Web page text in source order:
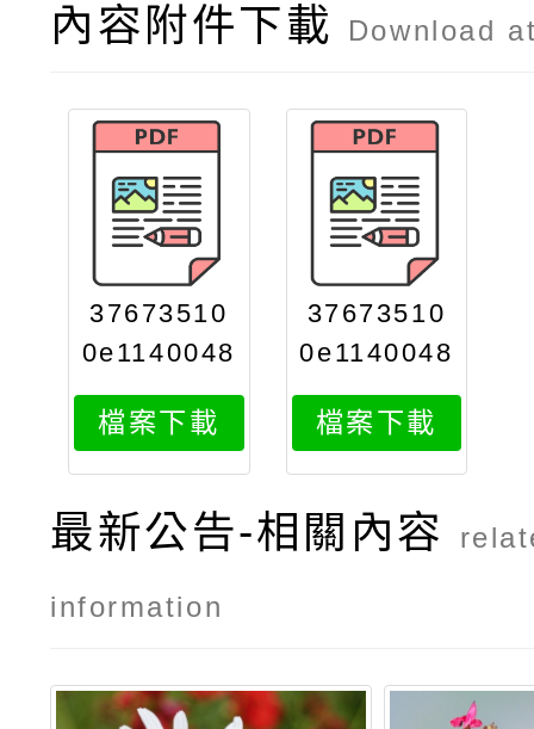
內容附件下載 Download
37673510
0e1140048
661attach
2
檔案下載
37673510
0e1140048
661attach
1
檔案下載
最新公告-相關內容
information